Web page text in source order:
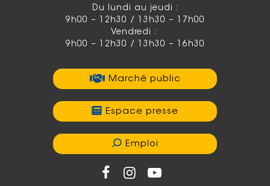
Du lundi au jeudi :
9h00 – 12h30 / 13h30 – 17h00
Vendredi :
9h00 – 12h30 / 13h30 – 16h30
Marché public
Espace presse
Emploi